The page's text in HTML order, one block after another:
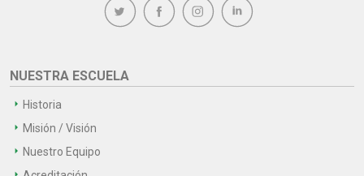
NUESTRA ESCUELA
Historia
Misión / Visión
Nuestro Equipo